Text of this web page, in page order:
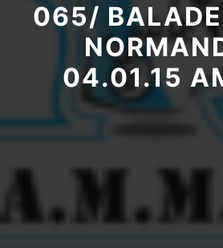
065/
04.01.15